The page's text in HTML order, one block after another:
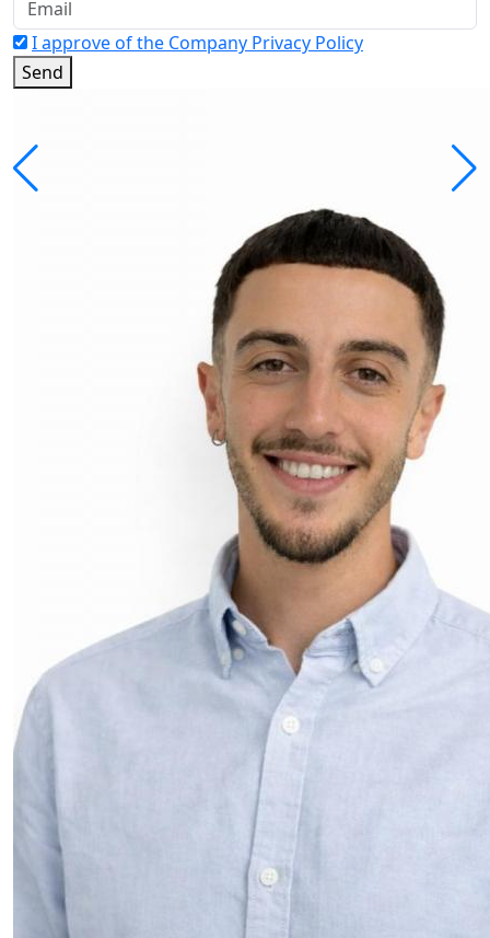
I approve of the Company Privacy Policy
Send